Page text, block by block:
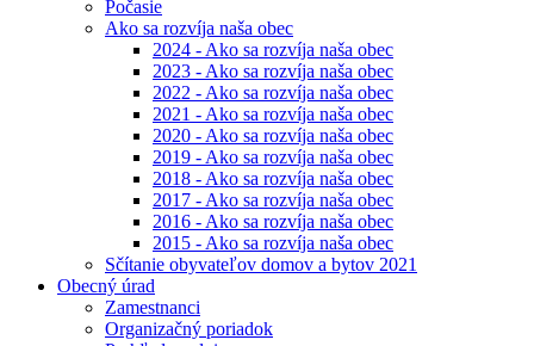
Počasie
Ako sa rozvíja naša obec
2024 - Ako sa rozvíja naša obec
2023 - Ako sa rozvíja naša obec
2022 - Ako sa rozvíja naša obec
2021 - Ako sa rozvíja naša obec
2020 - Ako sa rozvíja naša obec
2019 - Ako sa rozvíja naša obec
2018 - Ako sa rozvíja naša obec
2017 - Ako sa rozvíja naša obec
2016 - Ako sa rozvíja naša obec
2015 - Ako sa rozvíja naša obec
Sčítanie obyvateľov domov a bytov 2021
Obecný úrad
Zamestnanci
Organizačný poriadok